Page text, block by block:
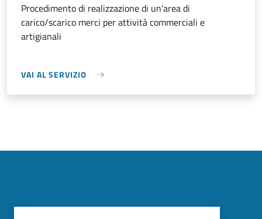
Procedimento di realizzazione di un'area di
carico/scarico merci per attività commerciali e
artigianali
VAI AL SERVIZIO